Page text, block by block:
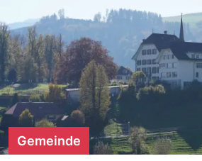
Gemeinde